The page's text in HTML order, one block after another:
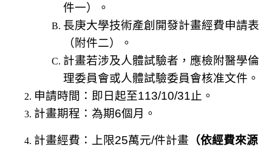
件一）。
長庚大學技術產創開發計畫經費申請表
（附件二）。
計畫若涉及人體試驗者，應檢附醫學倫
理委員會或人體試驗委員會核准文件。
申請時間：即日起至113/10/31止。
計畫期程：為期6個月。
計畫經費：上限25萬元/件計畫 （依經費來源